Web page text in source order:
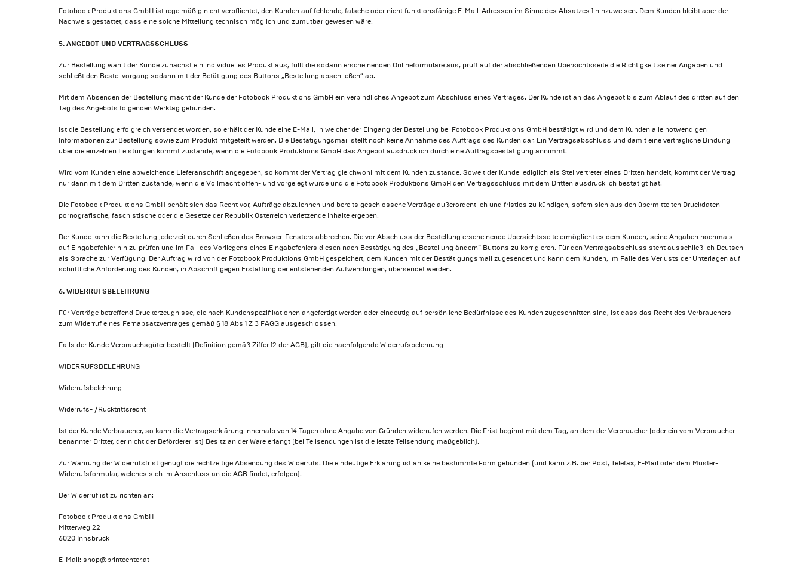
Fotobook Produktions GmbH ist regelmäßig nicht verpflichtet, den Kunden auf fehlende, falsche oder nicht funktionsfähige E-Mail-Adressen im Sinne des Absatzes 1 hinzuweisen. Dem Kunden bleibt aber der
Nachweis gestattet, dass eine solche Mitteilung technisch möglich und zumutbar gewesen wäre.
5. ANGEBOT UND VERTRAGSSCHLUSS
Zur Bestellung wählt der Kunde zunächst ein individuelles Produkt aus, füllt die sodann erscheinenden Onlineformulare aus, prüft auf der abschließenden Übersichtsseite die Richtigkeit seiner Angaben und
schließt den Bestellvorgang sodann mit der Betätigung des Buttons „Bestellung abschließen“ ab.
Mit dem Absenden der Bestellung macht der Kunde der Fotobook Produktions GmbH ein verbindliches Angebot zum Abschluss eines Vertrages. Der Kunde ist an das Angebot bis zum Ablauf des dritten auf den
Tag des Angebots folgenden Werktag gebunden.
Ist die Bestellung erfolgreich versendet worden, so erhält der Kunde eine E-Mail, in welcher der Eingang der Bestellung bei Fotobook Produktions GmbH bestätigt wird und dem Kunden alle notwendigen
Informationen zur Bestellung sowie zum Produkt mitgeteilt werden. Die Bestätigungsmail stellt noch keine Annahme des Auftrags des Kunden dar. Ein Vertragsabschluss und damit eine vertragliche Bindung
über die einzelnen Leistungen kommt zustande, wenn die Fotobook Produktions GmbH das Angebot ausdrücklich durch eine Auftragsbestätigung annimmt.
Wird vom Kunden eine abweichende Lieferanschrift angegeben, so kommt der Vertrag gleichwohl mit dem Kunden zustande. Soweit der Kunde lediglich als Stellvertreter eines Dritten handelt, kommt der Vertrag
nur dann mit dem Dritten zustande, wenn die Vollmacht offen- und vorgelegt wurde und die Fotobook Produktions GmbH den Vertragsschluss mit dem Dritten ausdrücklich bestätigt hat.
Die Fotobook Produktions GmbH behält sich das Recht vor, Aufträge abzulehnen und bereits geschlossene Verträge außerordentlich und fristlos zu kündigen, sofern sich aus den übermittelten Druckdaten
pornografische, faschistische oder die Gesetze der Republik Österreich verletzende Inhalte ergeben.
Der Kunde kann die Bestellung jederzeit durch Schließen des Browser-Fensters abbrechen. Die vor Abschluss der Bestellung erscheinende Übersichtsseite ermöglicht es dem Kunden, seine Angaben nochmals
auf Eingabefehler hin zu prüfen und im Fall des Vorliegens eines Eingabefehlers diesen nach Bestätigung des „Bestellung ändern“ Buttons zu korrigieren. Für den Vertragsabschluss steht ausschließlich Deutsch
als Sprache zur Verfügung. Der Auftrag wird von der Fotobook Produktions GmbH gespeichert, dem Kunden mit der Bestätigungsmail zugesendet und kann dem Kunden, im Falle des Verlusts der Unterlagen auf
schriftliche Anforderung des Kunden, in Abschrift gegen Erstattung der entstehenden Aufwendungen, übersendet werden.
6. WIDERRUFSBELEHRUNG
Für Verträge betreffend Druckerzeugnisse, die nach Kundenspezifikationen angefertigt werden oder eindeutig auf persönliche Bedürfnisse des Kunden zugeschnitten sind, ist dass das Recht des Verbrauchers
zum Widerruf eines Fernabsatzvertrages gemäß § 18 Abs 1 Z 3 FAGG ausgeschlossen.
Falls der Kunde Verbrauchsgüter bestellt (Definition gemäß Ziffer 12 der AGB), gilt die nachfolgende Widerrufsbelehrung
WIDERRUFSBELEHRUNG
Widerrufsbelehrung
Widerrufs- /Rücktrittsrecht
Ist der Kunde Verbraucher, so kann die Vertragserklärung innerhalb von 14 Tagen ohne Angabe von Gründen widerrufen werden. Die Frist beginnt mit dem Tag, an dem der Verbraucher (oder ein vom Verbraucher
benannter Dritter, der nicht der Beförderer ist) Besitz an der Ware erlangt (bei Teilsendungen ist die letzte Teilsendung maßgeblich).
Zur Wahrung der Widerrufsfrist genügt die rechtzeitige Absendung des Widerrufs. Die eindeutige Erklärung ist an keine bestimmte Form gebunden (und kann z.B. per Post, Telefax, E-Mail oder dem Muster-
Widerrufsformular, welches sich im Anschluss an die AGB findet, erfolgen).
Der Widerruf ist zu richten an:
Fotobook Produktions GmbH
Mitterweg 22
6020 Innsbruck
E-Mail: shop@printcenter.at